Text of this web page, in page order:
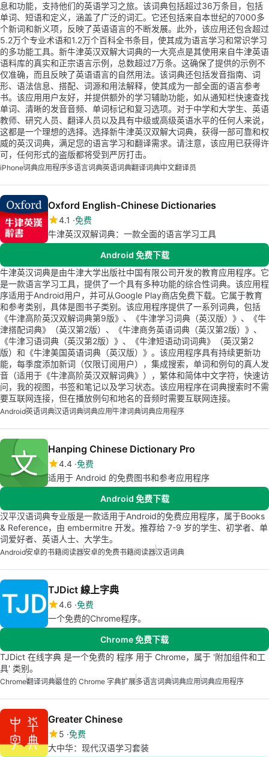
息和功能，支持他们的英语学习之旅。该词典包括超过36万条目，包括
单词、短语和定义，涵盖了广泛的词汇。它还包括来自本世纪的7000多
个新词和新义项，反映了英语语言的不断发展。此外，该应用还包含超过
5.2万个专业术语和1.2万个百科全书条目，使其成为语言学习和常识学习
的多功能工具。新牛津英汉双解大词典的一大亮点是其使用来自牛津英语
语料库的真实和正宗语言示例，总数超过7万条。这确保了提供的示例不
仅准确，而且反映了英语语言的自然用法。该词典还包括发音指南、词
形、语法信息、搭配、词源和用法解释，使其成为一部全面的语言参考
书。该应用用户友好，并提供额外的学习辅助功能，如从通知栏快速查找
单词、清晰的发音音频、单词标记和复习选项。对于中学和大学生、英语
教师、研究人员、翻译人员以及具有中级或高级英语水平的任何人来说，
这都是一个理想的选择。选择新牛津英汉双解大词典，获得一部可靠和权
威的英汉词典，满足您的语言学习和翻译需求。请注意，该应用已获得许
可，任何形式的盗版都将受到严厉打击。
iPhone词典应用程序多语言词典英语词典翻译词典中文翻译员
Oxford English-Chinese Dictionaries
4.1 免费
牛津英汉双解词典：一款全面的语言学习工具
Android 免费下载
牛津英汉词典是由牛津大学出版社中国有限公司开发的教育应用程序。它
是一款语言学习工具，提供了一个具有多种功能的综合性词典。该应用程
序适用于Android用户，并可从Google Play商店免费下载。它属于教育
和参考类别，具体是图书子类别。该应用程序提供了一系列词典，包括
《牛津高阶英汉双解词典第9版》、《牛津学习词典（英汉版）》、《牛
津搭配词典》（英汉第2版）、《牛津商务英语词典（英汉第2版）》、
《牛津习语词典（英汉第2版）》、《牛津短语动词词典》（英汉第2
版）和《牛津美国英语词典（英汉版）》。该应用程序具有持续更新功
能，每季度添加新词（仅限订阅用户），集成搜索，单词和例句的真人发
音（适用于《牛津高阶英汉双解词典》），繁体和简体中文字符，快速访
问，我的视图，书签和笔记以及学习状态。该应用程序在词典搜索时不需
要互联网连接，但在播放例句和地名的音频时需要互联网连接。
Android英语词典汉语词典词典应用牛津词典词典应用程序
Hanping Chinese Dictionary Pro
4.4 免费
适用于 Android 的免费图书和参考应用程序
Android 免费下载
汉平汉语词典专业版是一款适用于Android的免费应用程序，属于Books
& Reference，由 embermitre 开发。推荐给 7-9 岁的学生、初学者、单
词爱好者、英语人士、大学生。
Android安卓的书籍阅读器安卓的免费书籍阅读器汉语词典
TJDict 線上字典
4.6 免费
一个免费的Chrome程序。
Chrome 免费下载
TJDict 在线字典 是一个免费的 程序 用于 Chrome，属于 '附加组件和工
具' 类别。
Chrome翻译词典最佳的 Chrome 字典扩展多语言词典词典应用词典应用程序
Greater Chinese
5 免费
大中华：现代汉语学习套装